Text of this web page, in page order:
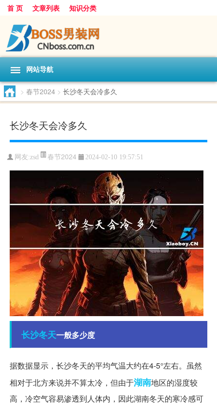
首 页 文章列表 知识分类
网站导航
> 春节2024 > 长沙冬天会冷多久
长沙冬天会冷多久
网友:zsd 春节2024 2024-02-10 19:57:51
长沙冬天一般多少度
据数据显示，长沙冬天的平均气温大约在4-5°左右。虽然
相对于北方来说并不算太冷，但由于湖南地区的湿度较
高，冷空气容易渗透到人体内，因此湖南冬天的寒冷感可